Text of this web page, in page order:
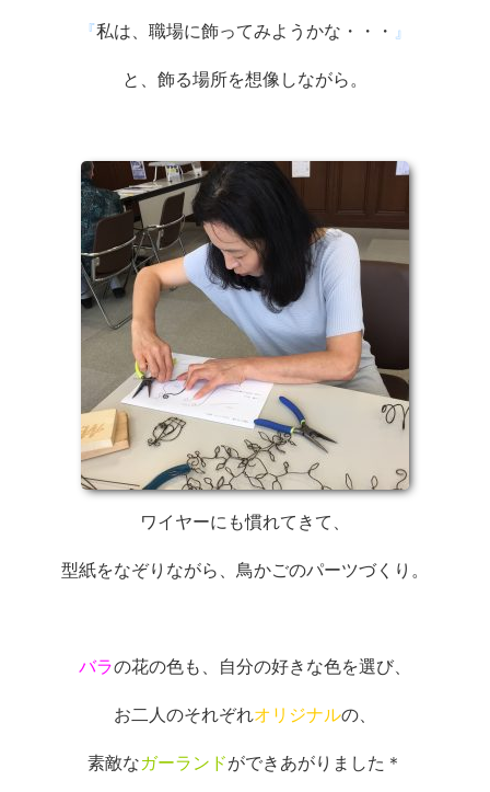
『私は、職場に飾ってみようかな・・・ 』
と、飾る場所を想像しながら。
ワイヤーにも慣れてきて、
型紙をなぞりながら、鳥かごのパーツづくり。
バラの花の色も、自分の好きな色を選び、
お二人のそれぞれオリジナルの、
素敵なガーランドができあがりました＊